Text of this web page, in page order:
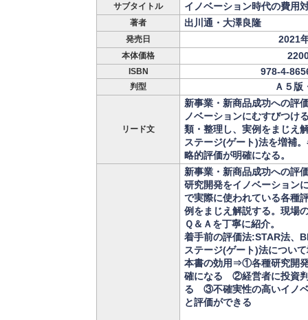
サブタイトル イノベーション時代の費用
著者 出川通・大澤良隆
発売日 2021
本体価格
ISBN 978-4-
判型 Ａ５版
リード文
新事業・新商品成功への評
ノベーションにむすびつけ
類・整理し、実例をまじえ
ステージ(ゲート)法を増補
略的評価が明確になる。
新事業・新商品成功への評
研究開発をイノベーション
で実際に使われている各種
例をまじえ解説する。現場
Ｑ＆Ａを丁寧に紹介。
着手前の評価法:STAR法、
ステージ(ゲート)法につい
本書の効用⇒①各種研究開
確になる ②経営者に投資
る ③不確実性の高いイノ
と評価ができる